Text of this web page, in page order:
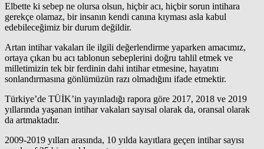
Elbette ki sebep ne olursa olsun, hiçbir acı, hiçbir sorun intihara
gerekçe olamaz, bir insanın kendi canına kıyması asla kabul
edebileceğimiz bir durum değildir.
Artan intihar vakaları ile ilgili değerlendirme yaparken amacımız,
ortaya çıkan bu acı tablonun sebeplerini doğru tahlil etmek ve
milletimizin tek bir ferdinin dahi intihar etmesine, hayatını
sonlandırmasına gönlümüzün razı olmadığını ifade etmektir.
Türkiye’de TÜİK’in yayınladığı rapora göre 2017, 2018 ve 2019
yıllarında yaşanan intihar vakaları sayısal olarak da, oransal olarak
da artmaktadır.
2009-2019 yılları arasında, 10 yılda kayıtlara geçen intihar sayısı